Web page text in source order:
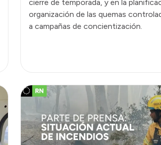
cierre de temporada, y en la
organización de las quemas
a campañas de concientización.